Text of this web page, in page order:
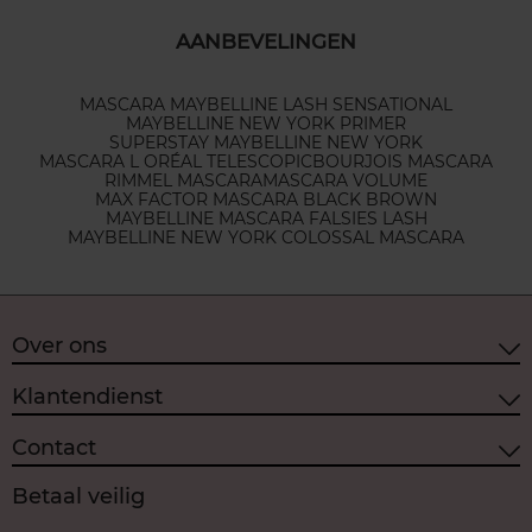
AANBEVELINGEN
MASCARA MAYBELLINE LASH SENSATIONAL
MAYBELLINE NEW YORK PRIMER
SUPERSTAY MAYBELLINE NEW YORK
MASCARA L ORÉAL TELESCOPICBOURJOIS MASCARA
RIMMEL MASCARAMASCARA VOLUME
MAX FACTOR MASCARA BLACK BROWN
MAYBELLINE MASCARA FALSIES LASH
MAYBELLINE NEW YORK COLOSSAL MASCARA
Over ons
Klantendienst
Contact
Betaal veilig